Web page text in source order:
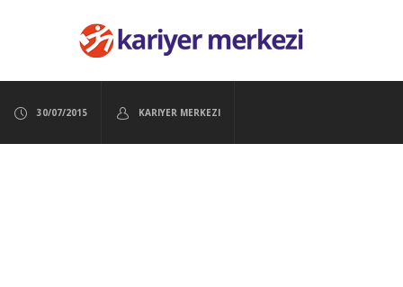
30/07/2015 KARIYER MERKEZI